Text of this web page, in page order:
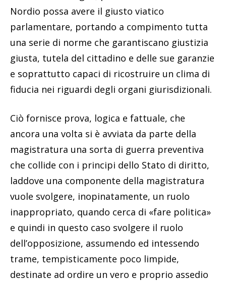
Nordio possa avere il giusto viatico
parlamentare, portando a compimento tutta
una serie di norme che garantiscano giustizia
giusta, tutela del cittadino e delle sue garanzie
e soprattutto capaci di ricostruire un clima di
fiducia nei riguardi degli organi giurisdizionali.
Ciò fornisce prova, logica e fattuale, che
ancora una volta si è avviata da parte della
magistratura una sorta di guerra preventiva
che collide con i principi dello Stato di diritto,
laddove una componente della magistratura
vuole svolgere, inopinatamente, un ruolo
inappropriato, quando cerca di «fare politica»
e quindi in questo caso svolgere il ruolo
dell’opposizione, assumendo ed intessendo
trame, tempisticamente poco limpide,
destinate ad ordire un vero e proprio assedio